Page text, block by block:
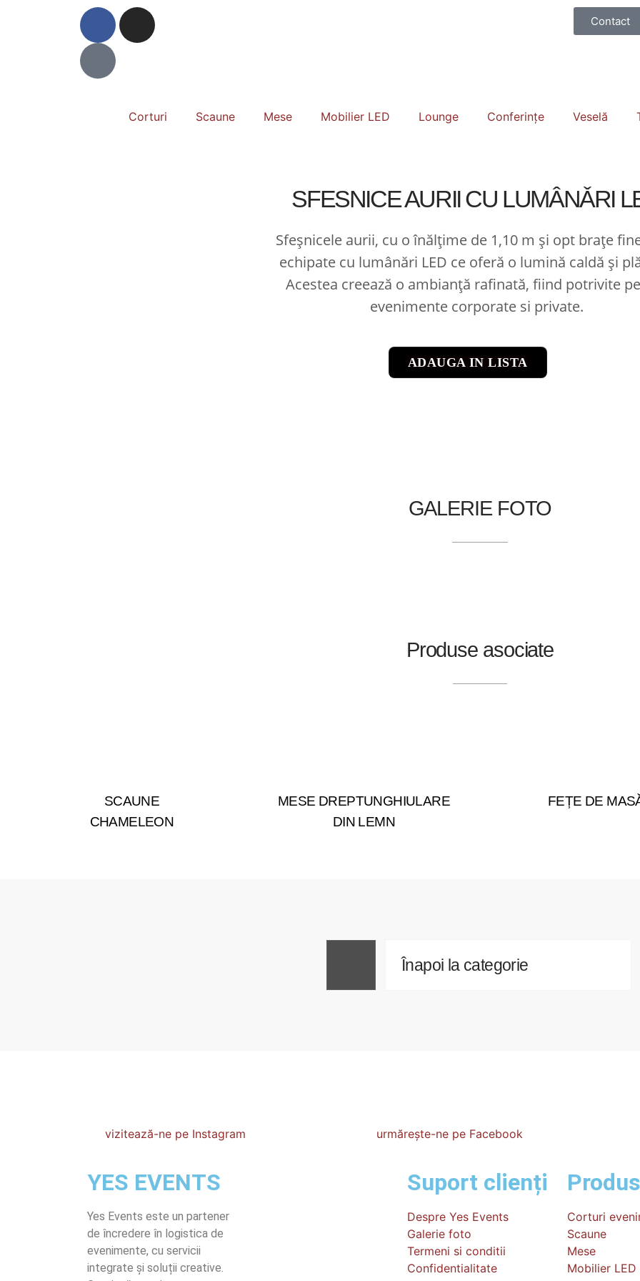
Contact
Corturi Scaune Mese Mobilier LED Lounge Conferințe Veselă
SFESNICE AURII CU LUMÂNǍRI
Sfeșnicele aurii, cu o înălțime de 1,10 m și opt brațe
echipate cu lumânări LED ce oferă o lumină caldă și
Acestea creează o ambianță rafinată, fiind potrivite
evenimente corporate si private.
ADAUGA IN LISTA
GALERIE FOTO
Produse asociate
SCAUNE
CHAMELEON
MESE DREPTUNGHIULARE
DIN LEMN
FEȚE DE
Înapoi la categorie
vizitează-ne pe Instagram urmărește-ne pe Facebook
YES EVENTS
Yes Events este un partener
de încredere în logistica de
evenimente, cu servicii
integrate și soluții creative.
Suport clienți
Despre Yes Events
Galerie foto
Termeni si conditii
Confidentialitate
Corturi
Scaune
Mese
Mobilier LED